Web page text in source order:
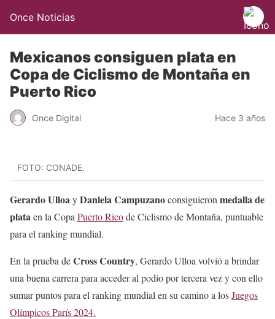
Once Noticias
Mexicanos consiguen plata en
Copa de Ciclismo de Montaña en
Puerto Rico
Once Digital Hace 3 años
FOTO: CONADE.
Gerardo UlloayDaniela Campuzanoconsiguieron medalla de
plataen la Copa Puerto Ricode Ciclismo de Montaña, puntuable
para el ranking mundial.
En la prueba deCross Country, Gerardo Ulloa volvió a brindar
una buena carrera para acceder al podio por tercera vez y con ello
sumar puntos para el ranking mundial en su camino a losJuegos
Olímpicos París 2024.